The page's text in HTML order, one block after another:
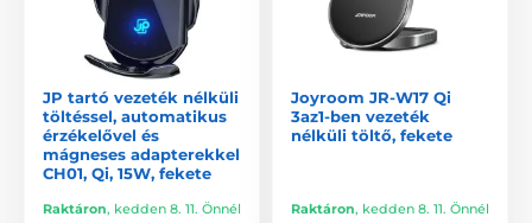
JP tartó vezeték nélküli
töltéssel, automatikus
érzékelővel és
mágneses adapterekkel
CH01, Qi, 15W, fekete
Raktáron, kedden 8. 11. Önnél
Joyroom JR-W17 Qi
3az1-ben vezeték
nélküli töltő, fekete
Raktáron, kedden 8. 11. Önnél